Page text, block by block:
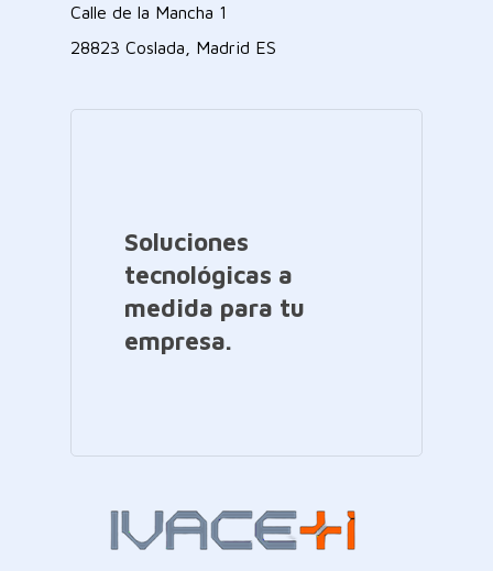
Calle de la Mancha 1
28823 Coslada, Madrid ES
Soluciones
tecnológicas a
medida para tu
empresa.